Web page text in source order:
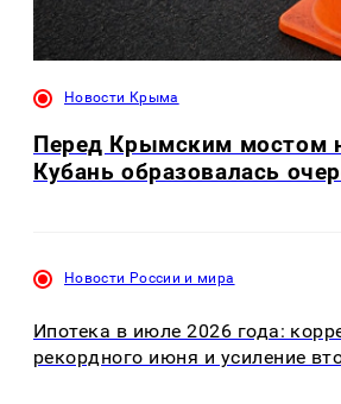
Новости Крыма
Перед Крымским мостом
Кубань образовалась
Новости России и мира
Ипотека в июле 2026 года:
рекордного июня и усиление